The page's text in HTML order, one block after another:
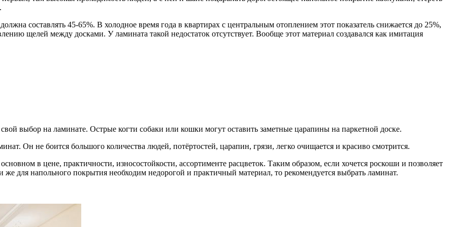
составлять 45-65%. В холодное время года в квартирах с центральным отоплением этот показатель снижается до 25%,
щелей между досками. У ламината такой недостаток отсутствует. Вообще этот материал создавался как имитация
выбор на ламинате. Острые когти собаки или кошки могут оставить заметные царапины на паркетной доске.
Он не боится большого количества людей, потёртостей, царапин, грязи, легко очищается и красиво смотрится.
в цене, практичности, износостойкости, ассортименте расцветок. Таким образом, если хочется роскоши и позволяет
для напольного покрытия необходим недорогой и практичный материал, то рекомендуется выбрать ламинат.